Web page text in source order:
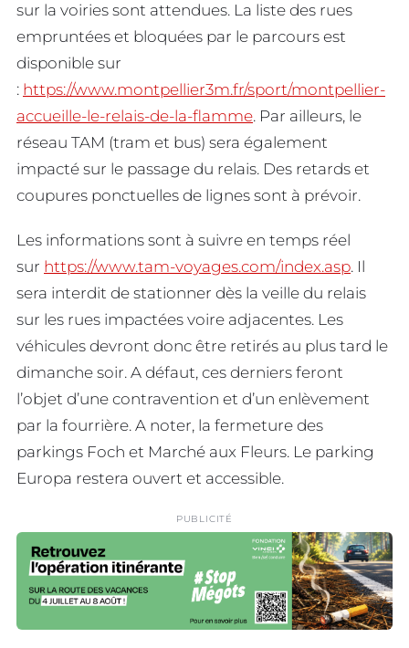
sur la voiries sont attendues. La liste des rues
empruntées et bloquées par le parcours est
disponible sur
: https://www.montpellier3m.fr/sport/montpellier-
accueille-le-relais-de-la-flamme. Par ailleurs, le
réseau TAM (tram et bus) sera également
impacté sur le passage du relais. Des retards et
coupures ponctuelles de lignes sont à prévoir.
Les informations sont à suivre en temps réel
sur https://www.tam-voyages.com/index.asp. Il
sera interdit de stationner dès la veille du relais
sur les rues impactées voire adjacentes. Les
véhicules devront donc être retirés au plus tard le
dimanche soir. A défaut, ces derniers feront
l’objet d’une contravention et d’un enlèvement
par la fourrière. A noter, la fermeture des
parkings Foch et Marché aux Fleurs. Le parking
Europa restera ouvert et accessible.
PUBLICITÉ